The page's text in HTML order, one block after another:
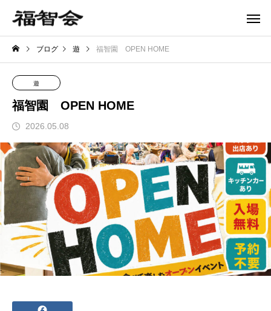
ブログ 遊 福智園 OPEN HOME
遊
福智園 OPEN HOME
2026.05.08